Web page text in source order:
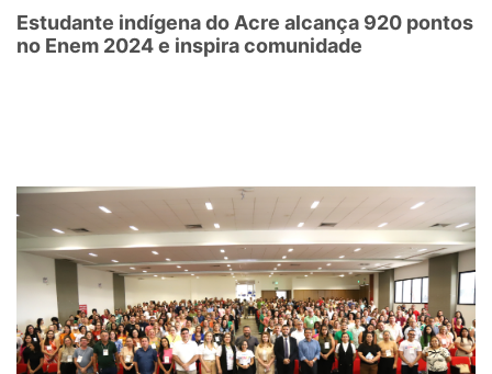
Estudante indígena do Acre alcança 920 pontos
no Enem 2024 e inspira comunidade